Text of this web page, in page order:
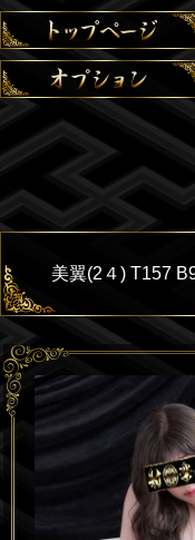
美翼(2４) T157